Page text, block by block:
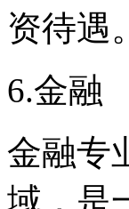
资待遇。
6.金融
金融专
域，是